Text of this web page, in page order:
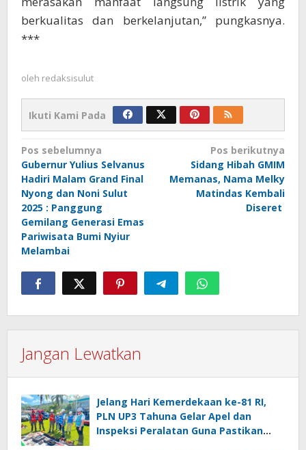
berkualitas dan berkelanjutan,” pungkasnya.
***
oleh redaksisulut
Ikuti Kami Pada
Navigasi
pos
Pos sebelumnya
Gubernur Yulius Selvanus
Hadiri Malam Grand Final
Nyong dan Noni Sulut
2025 : Panggung
Gemilang Generasi Emas
Pariwisata Bumi Nyiur
Melambai
Pos berikutnya
Sidang Hibah GMIM
Memanas, Nama Melky
Matindas Kembali
Diseret
Jangan Lewatkan
Jelang Hari Kemerdekaan ke-81 RI,
PLN UP3 Tahuna Gelar Apel dan
Inspeksi Peralatan Guna Pastikan